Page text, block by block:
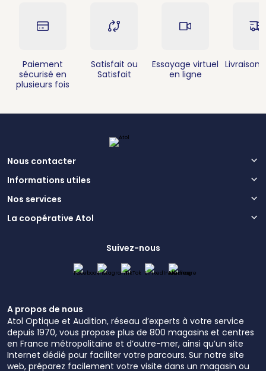
Paiement
sécurisé en
plusieurs fois
Satisfait ou
Satisfait
Essayage virtuel
en ligne
Livraison
Nous contacter
Informations utiles
Nos services
La coopérative Atol
Suivez-nous
A propos de nous
Atol Optique et Audition, réseau d’experts à votre service
depuis 1970, vous propose plus de 800 magasins et centres
en France métropolitaine et d’outre-mer, ainsi qu’un site
Internet dédié pour faciliter votre parcours. Sur notre site
web, préparez facilement votre visite dans un magasin ou